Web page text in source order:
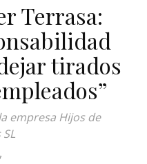
Terrasa:
tirados
empresa Hijos de